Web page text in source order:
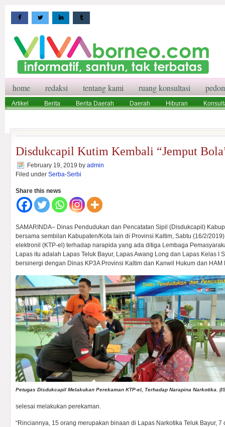
home redaksi tentang kami ruang konsultasi
Artikel Berita Berita Daerah Daerah Hiburan
Disdukcapil Kutim Kembali “Jemput
February 19, 2019 by admin
Filed under Serba-Serbi
Share this news
SAMARINDA– Dinas Pendudukan dan Pencatatan Sipil (Disdukcapil)
bersama sembilan Kabupaten/Kota lain di Provinsi Kaltim, Sabtu (16/2/
elektronil (KTP-el) terhadap narapida yang ada ditiga Lembaga
Lapas itu adalah Lapas Teluk Bayur, Lapas Awang Long dan Lapas Kelas I
bersinergi dengan Dinas KP3A Provinsi Kaltim dan Kanwil Hukum dan HAM
Petugas Disdukcapil Melakukan Perekaman KTP-el, Terhadap Narapina Narkotika.
selesai melakukan perekaman.
“Rinciannya, 15 orang merupakan binaan di Lapas Narkotika Teluk Bayur,